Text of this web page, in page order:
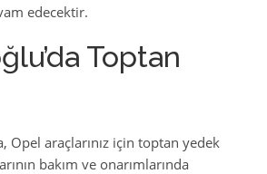
edecektir.
Toptan
araçlarınız için toptan yedek
bakım ve onarımlarında